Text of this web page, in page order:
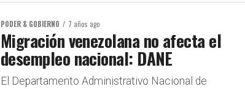
PODER & GOBIERNO 7 años ago
Migración venezolana no afecta el
desempleo nacional: DANE
El Departamento Administrativo Nacional de